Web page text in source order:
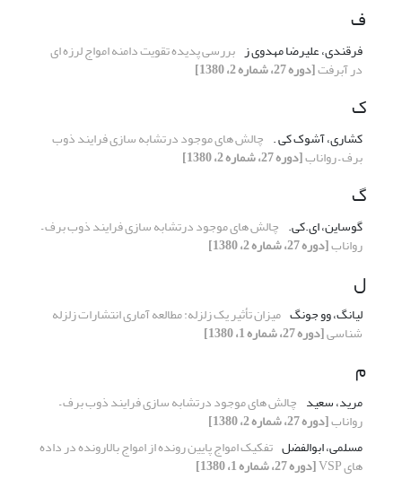
ف
فرقندی، علیرضا مهدوی ز بررسی پدیده تقویت دامنه امواج لرزه ای
در آبرفت[دوره 27، شماره 2، 1380]
ک
کشاری، آشوک کی . چالش های موجود درتشابه سازی فرایند ذوب
برف – رواناب[دوره 27، شماره 2، 1380]
گ
گوساین، ای.کی. چالش های موجود درتشابه سازی فرایند ذوب برف –
رواناب[دوره 27، شماره 2، 1380]
ل
لیانگ، وو جونگ میزان تأثیر یک زلزله: مطالعه آماری انتشارات زلزله
شناسی[دوره 27، شماره 1، 1380]
م
مرید، سعید چالش های موجود درتشابه سازی فرایند ذوب برف –
رواناب[دوره 27، شماره 2، 1380]
مسلمی، ابوالفضل تفکیک امواج پایین رونده از امواج بالارونده در داده
های VSP [دوره 27، شماره 1، 1380]